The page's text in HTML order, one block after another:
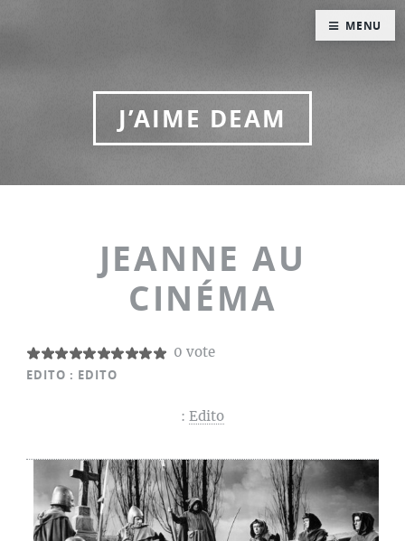
J’AIME DEAM
JEANNE AU
CINÉMA
0 vote
EDITO : EDITO
: Edito
MENU